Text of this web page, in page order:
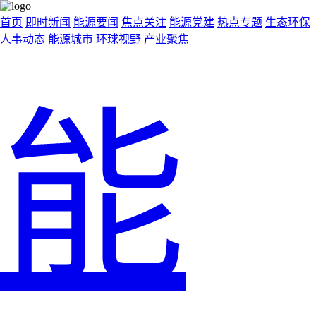
首页 即时新闻 能源要闻 焦点关注 能源党建 热点专题 生态环保
人事动态 能源城市 环球视野 产业聚焦
能